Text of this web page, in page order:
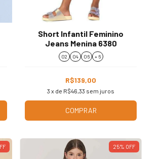
Short Infantil Feminino
Jeans Menina 6380
02 04 06 + 6
R$139,00
3 x de R$46,33 sem juros
COMPRAR
25% OFF